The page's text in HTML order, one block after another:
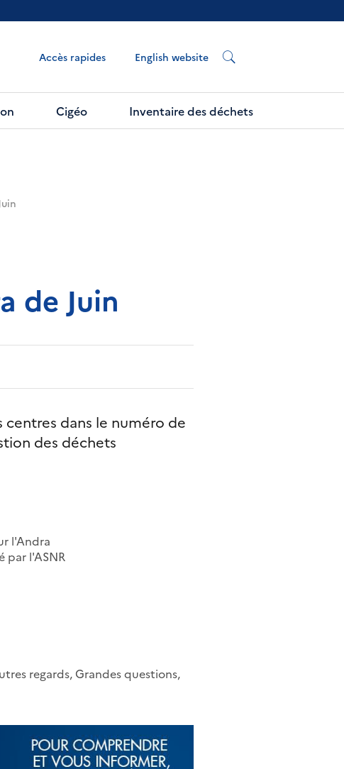
Accès rapides English website
Cigéo Inventaire des déchets
de Juin
dans le numéro de
des déchets
l'Andra
par l'ASNR
regards, Grandes questions,